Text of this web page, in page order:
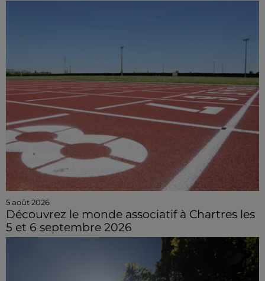
5 août 2026
Découvrez le monde associatif à Chartres les
5 et 6 septembre 2026